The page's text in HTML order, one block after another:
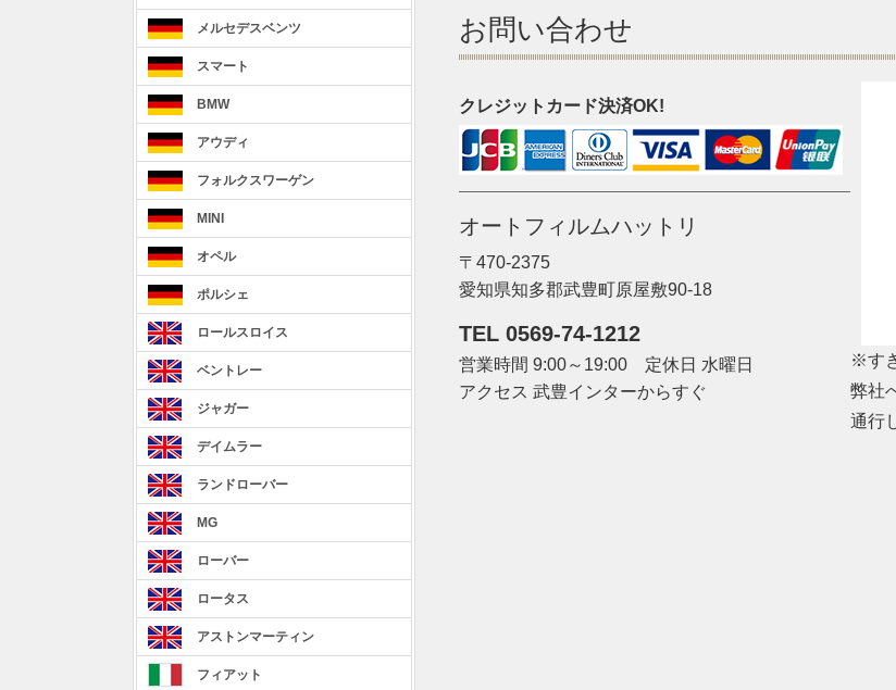
お問い合わせ
クレジットカード決済OK!
オートフィルムハットリ
〒470-2375
愛知県知多郡武豊町原屋敷90-18
TEL 0569-74-1212
営業時間 9:00～19:00 定休日 水曜日
アクセス 武豊インターからすぐ
※す
弊社
通行
メルセデスベンツ
スマート
BMW
アウディ
フォルクスワーゲン
MINI
オペル
ポルシェ
ロールスロイス
ベントレー
ジャガー
デイムラー
ランドローバー
MG
ローバー
ロータス
アストンマーティン
フィアット